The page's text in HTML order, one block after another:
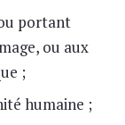
portant
ou aux
;
humaine ;